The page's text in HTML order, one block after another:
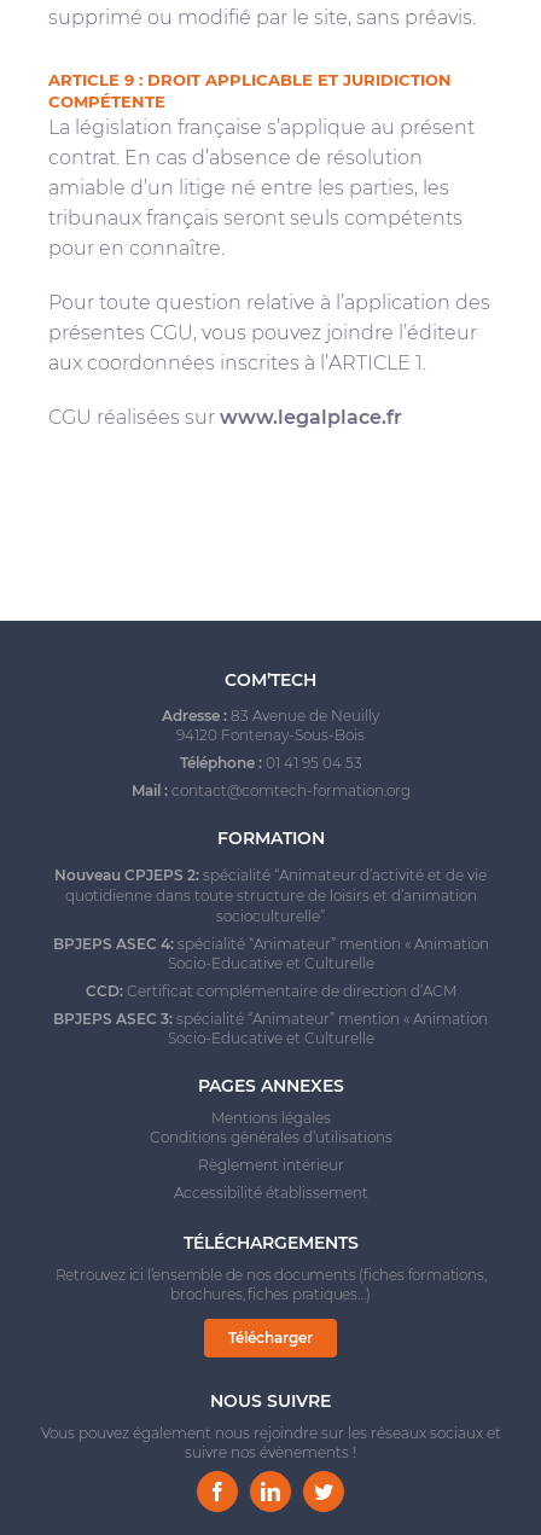
supprimé ou modifié par le site, sans préavis.
ARTICLE 9 : DROIT APPLICABLE ET JURIDICTION
COMPÉTENTE
La législation française s’applique au présent
contrat. En cas d’absence de résolution
amiable d’un litige né entre les parties, les
tribunaux français seront seuls compétents
pour en connaître.
Pour toute question relative à l’application des
présentes CGU, vous pouvez joindre l’éditeur
aux coordonnées inscrites à l’ARTICLE 1.
CGU réalisées sur www.legalplace.fr
COM’TECH
Adresse : 83 Avenue de Neuilly
94120 Fontenay-Sous-Bois
Téléphone :01 41 95 04 53
Mail : contact@comtech-formation.org
FORMATION
Nouveau CPJEPS 2: spécialité “Animateur d’activité et de vie
quotidienne dans toute structure de loisirs et d’animation
socioculturelle”
BPJEPS ASEC 4:spécialité “Animateur” mention « Animation
Socio-Educative et Culturelle
CCD: Certificat complémentaire de direction d’ACM
BPJEPS ASEC 3: spécialité “Animateur” mention « Animation
Socio-Educative et Culturelle
NOUS SUIVRE
Vous pouvez également nous rejoindre sur les réseaux sociaux et
suivre nos évènements !
PAGES ANNEXES
Mentions légales
Conditions générales d’utilisations
Règlement intérieur
Accessibilité établissement
TÉLÉCHARGEMENTS
Retrouvez ici l’ensemble de nos documents (fiches formations,
brochures, fiches pratiques…)
Télécharger